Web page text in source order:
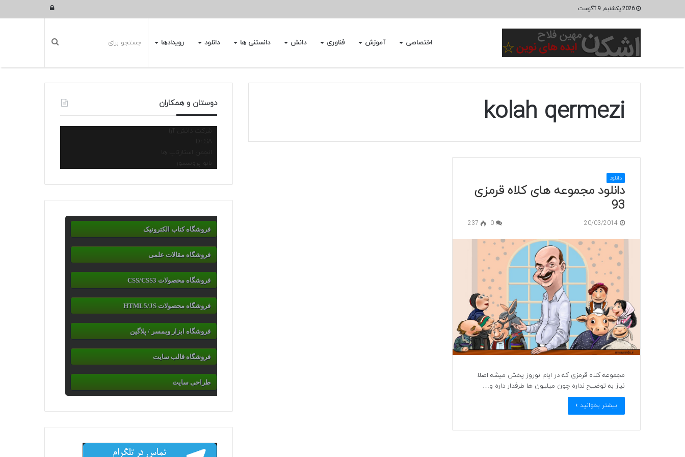
2026 یکشنبه, 9 آگوست ورود
اختصاصی آموزش فناوری دانش دانستنی ها دانلود رویدادها
kolah qermezi
دانلود
دانلود مجموعه های کلاه قرمزی
93
20/03/2014
0
237
مجموعه کلاه قرمزی که در ایام نوروز پخش میشه اصلا
نیاز به توضیح نداره چون میلیون ها طرفدار داره و…
بیشتر بخوانید »
دوستان و همکاران
شرکت دانش آرا
انجمن استارتاپ ها
نانو پروسسور
فروشگاه کتاب الکترونیک
فروشگاه مقالات علمی
فروشگاه محصولات CSS/CSS3
فروشگاه محصولات HTML5/JS
فروشگاه ابزار وبمسر / پلاگین
فروشگاه قالب سایت
طراحی سایت